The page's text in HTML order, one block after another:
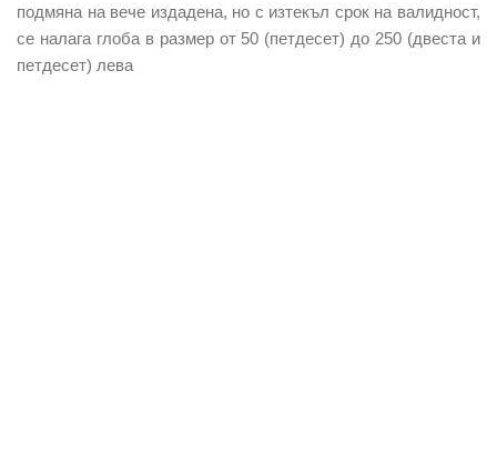
подмяна на вече издадена, но с изтекъл срок на валидност,
се налага глоба в размер от 50 (петдесет) до 250 (двеста и
петдесет) лева